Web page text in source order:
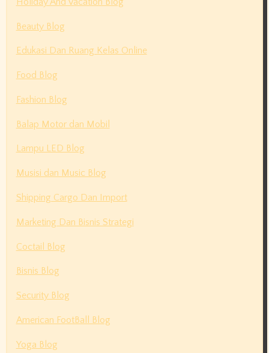
Beauty Blog
Edukasi Dan Ruang Kelas Online
Food Blog
Fashion Blog
Balap Motor dan Mobil
Lampu LED Blog
Musisi dan Music Blog
Shipping Cargo Dan Import
Marketing Dan Bisnis Strategi
Coctail Blog
Bisnis Blog
Security Blog
American FootBall Blog
Yoga Blog